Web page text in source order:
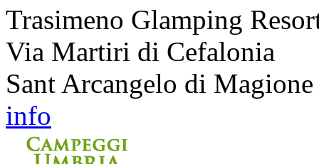
Trasimeno Glamping
Via Martiri di Cefalonia
Sant Arcangelo di
info